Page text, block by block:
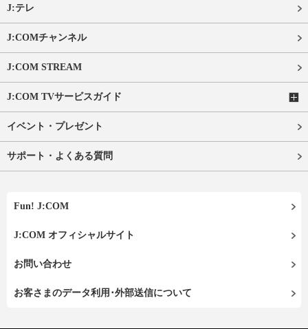
J:テレ
J:COMチャンネル
J:COM STREAM
J:COM TVサービスガイド
イベント・プレゼント
サポート・よくある質問
Fun! J:COM
J:COM オフィシャルサイト
お問い合わせ
お客さまのデータ利用･外部送信について